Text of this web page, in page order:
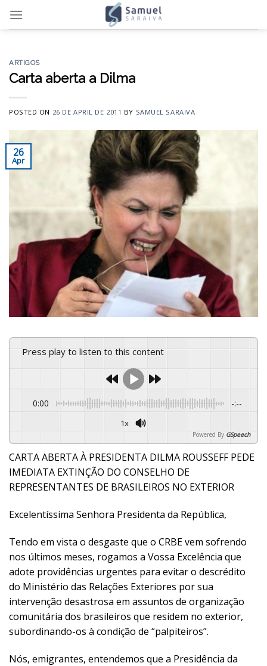
ARTIGOS
Carta aberta a Dilma
POSTED ON 26 DE APRIL DE 2011 BY SAMUEL SARAIVA
26
Apr
Press play to listen to this content
0:00 -:--
1x
Powered By GSpeech
CARTA ABERTA À PRESIDENTA DILMA ROUSSEFF PEDE
IMEDIATA EXTINÇÃO DO CONSELHO DE
REPRESENTANTES DE BRASILEIROS NO EXTERIOR
Excelentíssima Senhora Presidenta da República,
Tendo em vista o desgaste que o CRBE vem sofrendo
nos últimos meses, rogamos a Vossa Excelência que
adote providências urgentes para evitar o descrédito
do Ministério das Relações Exteriores por sua
intervenção desastrosa em assuntos de organização
comunitária dos brasileiros que residem no exterior,
subordinando-os à condição de “palpiteiros”.
Nós, emigrantes, entendemos que a Presidência da